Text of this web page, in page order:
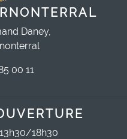
Daney,
00 11
18h30